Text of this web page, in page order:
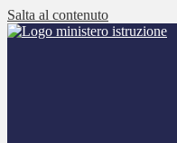
Salta al contenuto